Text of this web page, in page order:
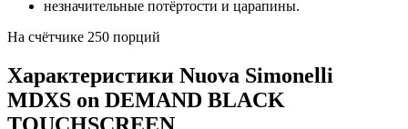
незначительные потёртости и царапины.
На счётчике 250 порций
Характеристики Nuova Simonelli
MDXS on DEMAND BLACK
TOUCHSCREEN